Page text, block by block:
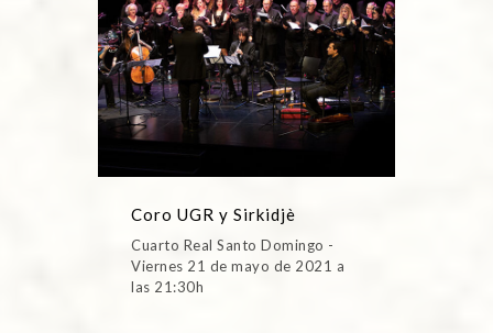
Coro UGR y Sirkidjè
Cuarto Real Santo Domingo -
Viernes 21 de mayo de 2021 a
las 21:30h